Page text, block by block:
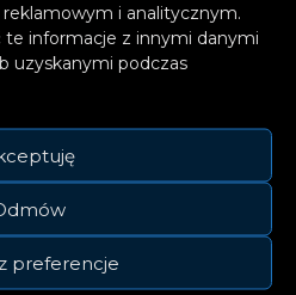
i analitycznym.
te informacje z innymi danymi
uzyskanymi podczas
preferencje